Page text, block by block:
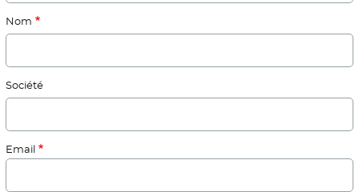
Nom
Société
Email